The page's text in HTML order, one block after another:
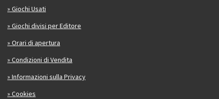
» Giochi Usati
» Giochi divisi per Editore
» Orari di apertura
» Condizioni di Vendita
» Informazioni sulla Privacy
» Cookies